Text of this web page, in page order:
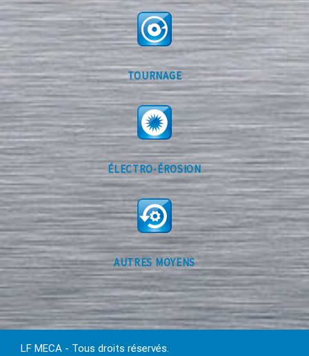
TOURNAGE
ÉLECTRO-ÉROSION
AUTRES MOYENS
LF MECA - Tous droits réservés.